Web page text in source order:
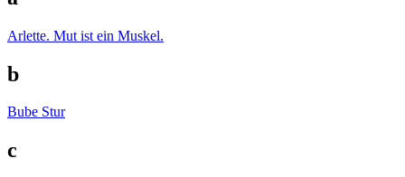
Arlette. Mut ist ein Muskel.
b
Bube Stur
c